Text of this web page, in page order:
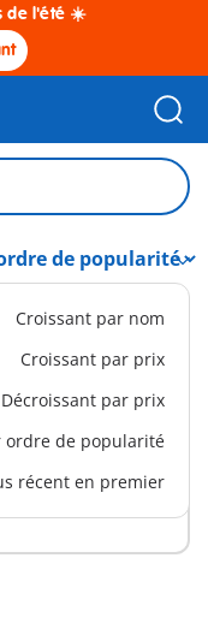
de l'été ☀️
Croissant par nom
Croissant par prix
Décroissant par prix
ordre de popularité
récent en premier
- Duo : Policier et
€
panier